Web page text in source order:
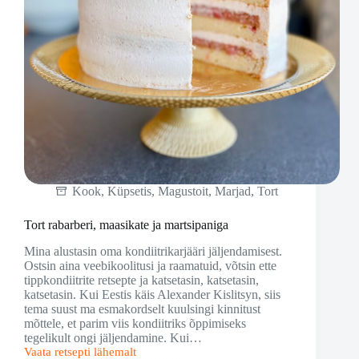
Kook, Küpsetis, Magustoit, Marjad, Tort
Tort rabarberi, maasikate ja martsipaniga
Mina alustasin oma kondiitrikarjääri jäljendamisest.
Ostsin aina veebikoolitusi ja raamatuid, võtsin ette
tippkondiitrite retsepte ja katsetasin, katsetasin,
katsetasin. Kui Eestis käis Alexander Kislitsyn, siis
tema suust ma esmakordselt kuulsingi kinnitust
mõttele, et parim viis kondiitriks õppimiseks
tegelikult ongi jäljendamine. Kui…
Vaata retsepti lähemalt